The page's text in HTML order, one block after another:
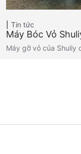
Tin tức
Máy Bóc Vỏ
Máy gỡ vỏ của Shuliy